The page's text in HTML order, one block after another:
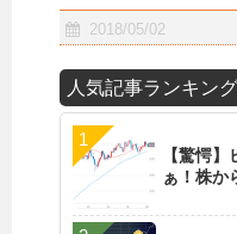
2018/05/02
人気記事ランキング
【驚愕
ぁ！株か